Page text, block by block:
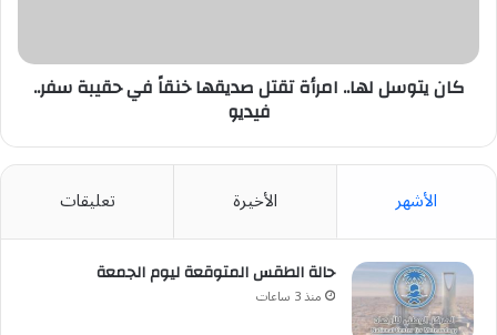
حقيبة
سفر..
كان يتوسل لها.. امرأة تقتل صديقها خنقاً في حقيبة سفر..
فيديو
الأشهر الأخيرة تعليقات
حالة الطقس المتوقعة ليوم الجمعة
منذ 3 ساعات